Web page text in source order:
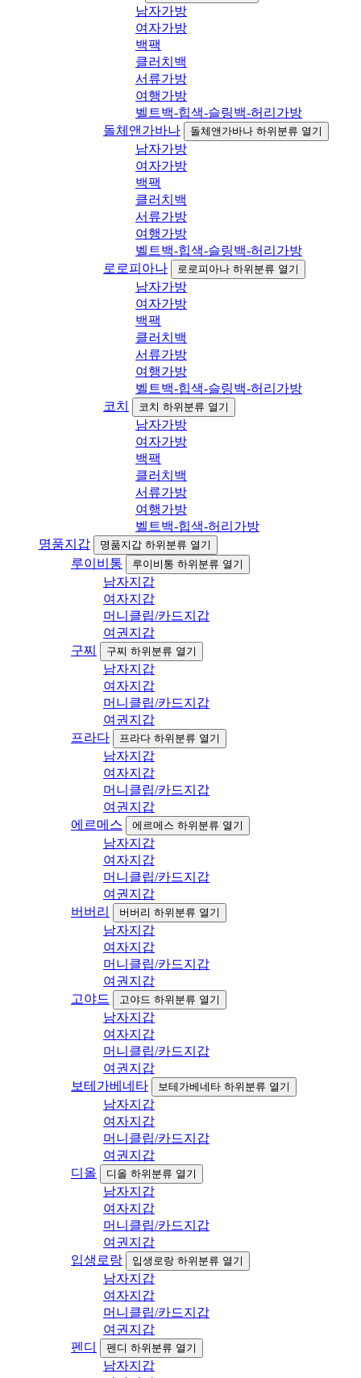
남자가방
여자가방
백팩
클러치백
서류가방
여행가방
벨트백-힙색-슬링백-허리가방
돌체앤가바나
돌체앤가바나 하위분류 열기
남자가방
여자가방
백팩
클러치백
서류가방
여행가방
벨트백-힙색-슬링백-허리가방
로로피아나
로로피아나 하위분류 열기
남자가방
여자가방
백팩
클러치백
서류가방
여행가방
벨트백-힙색-슬링백-허리가방
코치
코치 하위분류 열기
남자가방
여자가방
백팩
클러치백
서류가방
여행가방
벨트백-힙색-허리가방
명품지갑
명품지갑 하위분류 열기
루이비통 루이비통 하위분류 열기
남자지갑
여자지갑
머니클립/카드지갑
여권지갑
구찌
구찌 하위분류 열기
남자지갑
여자지갑
머니클립/카드지갑
여권지갑
프라다
프라다 하위분류 열기
남자지갑
여자지갑
머니클립/카드지갑
여권지갑
에르메스
에르메스 하위분류 열기
남자지갑
여자지갑
머니클립/카드지갑
여권지갑
버버리
버버리 하위분류 열기
남자지갑
여자지갑
머니클립/카드지갑
여권지갑
고야드
고야드 하위분류 열기
남자지갑
여자지갑
머니클립/카드지갑
여권지갑
보테가베네타
보테가베네타 하위분류 열기
남자지갑
여자지갑
머니클립/카드지갑
여권지갑
디올
디올 하위분류 열기
남자지갑
여자지갑
머니클립/카드지갑
여권지갑
입생로랑
입생로랑 하위분류 열기
남자지갑
여자지갑
머니클립/카드지갑
여권지갑
펜디
펜디 하위분류 열기
남자지갑